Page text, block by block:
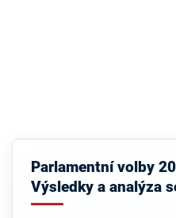
Parlamentní volby
Výsledky a analýza